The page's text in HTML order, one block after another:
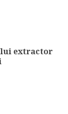
extractor